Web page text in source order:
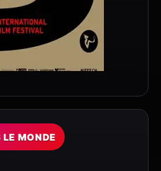
MONDE